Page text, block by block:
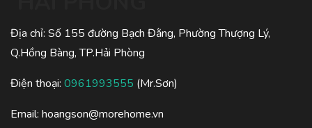
Địa chỉ: Số 155 đường Bạch Đằng, Phường Thượng Lý,
Q.Hồng Bàng, TP.Hải Phòng
Điện thoại: 0961993555 (Mr.Sơn)
Email: hoangson@morehome.vn